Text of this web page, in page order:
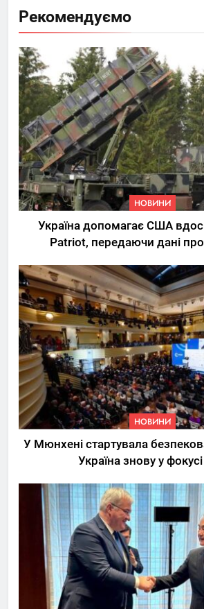
Рекомендуємо
НОВИНИ
Україна допомагає США
Patriot, передаючи дані
НОВИНИ
У Мюнхені стартувала
Україна знову у фокусі
5
Трамп
Зеленського
у мирному
НОВИНИ